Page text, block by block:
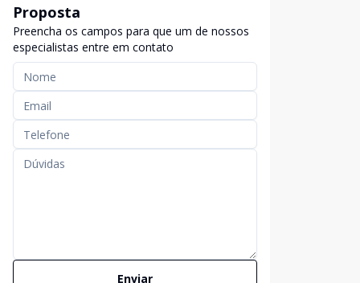
Proposta
Preencha os campos para que um de nossos
especialistas entre em contato
Enviar